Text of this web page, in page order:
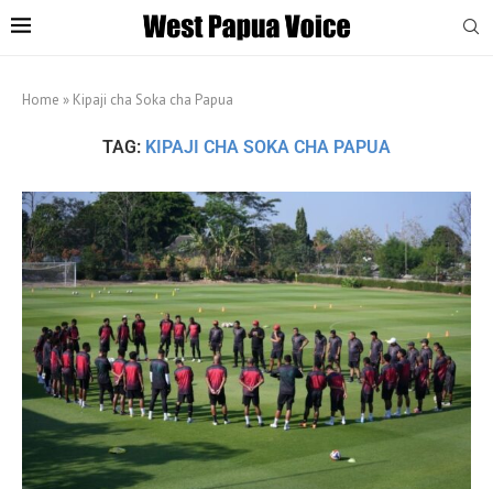
Home » Kipaji cha Soka cha Papua
TAG: KIPAJI CHA SOKA CHA PAPUA